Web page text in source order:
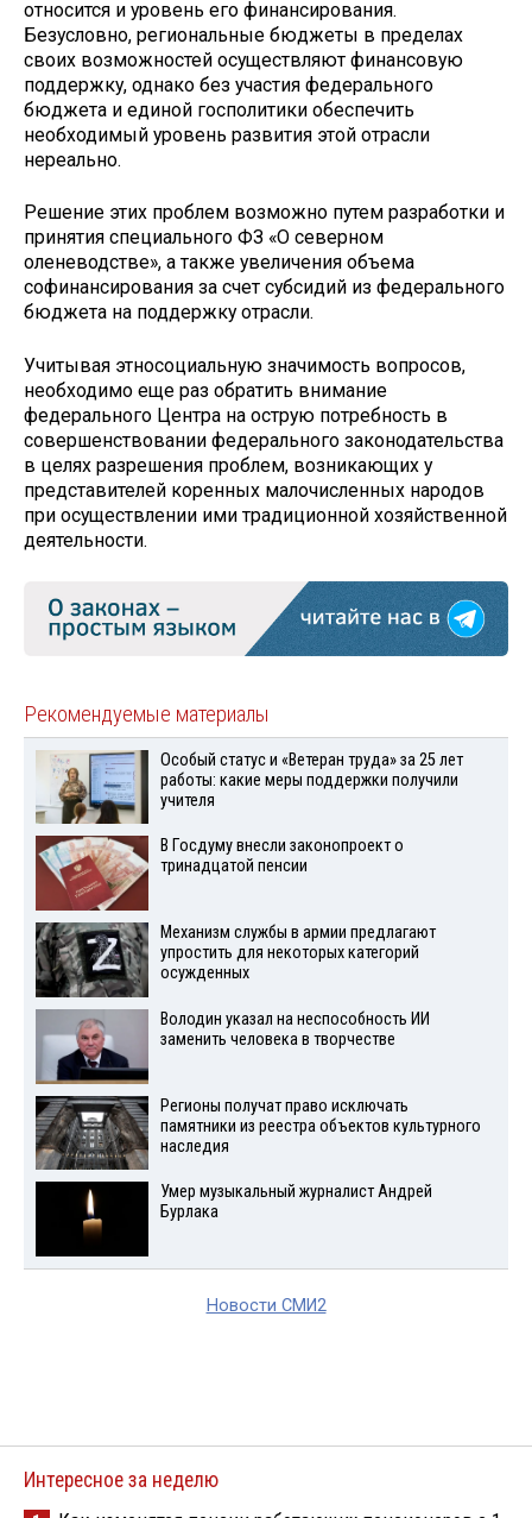
относится и уровень его финансирования.
Безусловно, региональные бюджеты в пределах
своих возможностей осуществляют финансовую
поддержку, однако без участия федерального
бюджета и единой госполитики обес­печить
необходимый уровень развития этой отрасли
нереально.
Решение этих проблем возможно путем разработки и
принятия специального ФЗ «О северном
оленеводстве», а также увеличения объема
софинансирования за счет субсидий из федерального
бюджета на поддержку отрасли.
Учитывая этносоциальную значимость вопросов,
необходимо еще раз обратить внимание
федерального Центра на острую потребность в
совершенствовании федерального законодательства
в целях разрешения проблем, возникающих у
представителей коренных малочисленных народов
при осуществлении ими традиционной хозяйственной
деятельности.
Рекомендуемые материалы
Особый статус и «Ветеран труда» за 25 лет
работы: какие меры поддержки получили
учителя
В Госдуму внесли законопроект о
тринадцатой пенсии
Механизм службы в армии предлагают
упростить для некоторых категорий
осужденных
Володин указал на неспособность ИИ
заменить человека в творчестве
Регионы получат право исключать
памятники из реестра объектов культурного
наследия
Умер музыкальный журналист Андрей
Бурлака
Новости СМИ2
Интересное за неделю